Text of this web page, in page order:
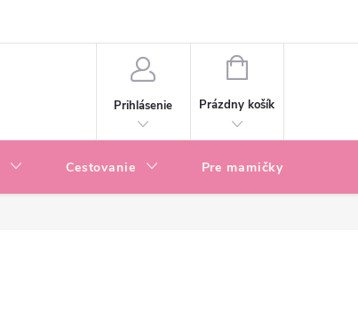
Prihlásenie
NÁKUPNÝ
Prázdny košík
Cestovanie Pre mamičky